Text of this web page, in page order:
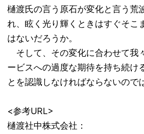
樋渡氏の言う原石が変化と言う荒
れ、眩く光り輝くときはすぐそこ
はないだろうか。
そして、その変化に合わせて我
ービスへの過度な期待を持ち続け
とを認識しなければならないので
<参考URL>
樋渡社中株式会社：